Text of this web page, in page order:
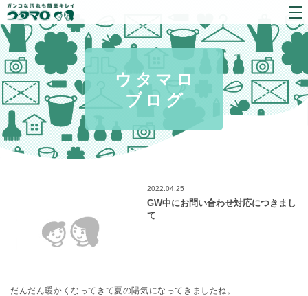
ウタマロ
ブログ
2022.04.25
GW中にお問い合わせ対応につきまし
て
だんだん暖かくなってきて夏の陽気になってきましたね。